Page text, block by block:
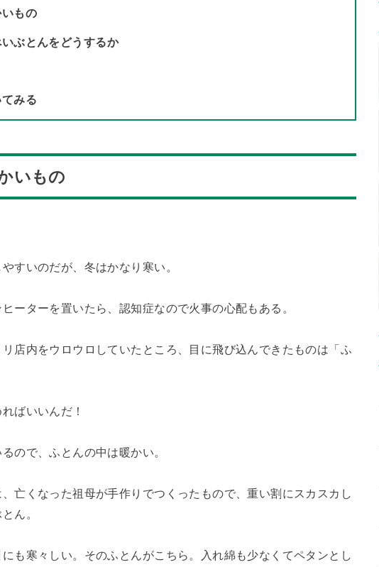
もの
ぶとんをどうするか
みる
いもの
すいのだが、冬はかなり寒い。
ーターを置いたら、認知症なので火事の心配もある。
店内をウロウロしていたところ、目に飛び込んできたものは「ふ
ばいいんだ！
ので、ふとんの中は暖かい。
亡くなった祖母が手作りでつくったもので、重い割にスカスカし
ん。
も寒々しい。そのふとんがこちら。入れ綿も少なくてペタンとし